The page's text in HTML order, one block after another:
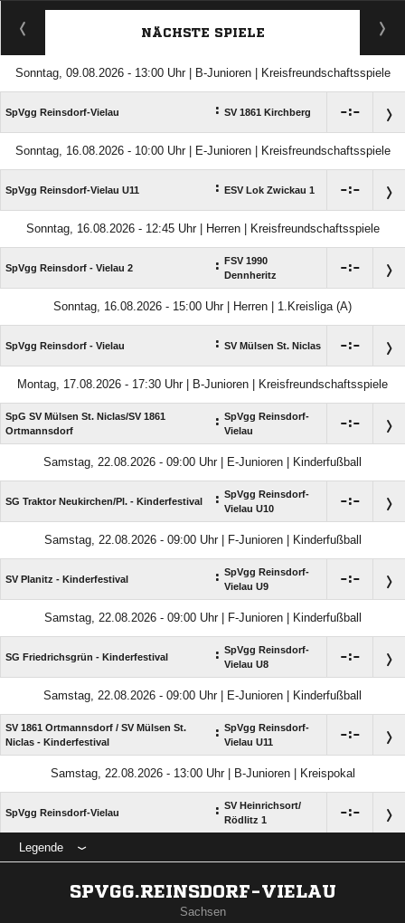
ANZEIGE
NÄCHSTE SPIELE
Sonntag, 09.08.2026 - 13:00 Uhr | B-Junioren | Kreisfreundschaftsspiele
SpVgg Reinsdorf-Vielau : SV 1861 Kirchberg :
Sonntag, 16.08.2026 - 10:00 Uhr | E-Junioren | Kreisfreundschaftsspiele
SpVgg Reinsdorf-Vielau U11 : ESV Lok Zwickau 1 :
Sonntag, 16.08.2026 - 12:45 Uhr | Herren | Kreisfreundschaftsspiele
SpVgg Reinsdorf - Vielau 2 : FSV 1990
Dennheritz
:
Sonntag, 16.08.2026 - 15:00 Uhr | Herren | 1.Kreisliga (A)
SpVgg Reinsdorf - Vielau : SV Mülsen St. Niclas :
Montag, 17.08.2026 - 17:30 Uhr | B-Junioren | Kreisfreundschaftsspiele
SpG SV Mülsen St. Niclas/​SV 1861
Ortmannsdorf
: SpVgg Reinsdorf-
Vielau
:
Samstag, 22.08.2026 - 09:00 Uhr | E-Junioren | Kinderfußball
SG Traktor Neukirchen/​Pl. - Kinderfestival : SpVgg Reinsdorf-
Vielau U10
:
Samstag, 22.08.2026 - 09:00 Uhr | F-Junioren | Kinderfußball
SV Planitz - Kinderfestival : SpVgg Reinsdorf-
Vielau U9
:
Samstag, 22.08.2026 - 09:00 Uhr | F-Junioren | Kinderfußball
SG Friedrichsgrün - Kinderfestival : SpVgg Reinsdorf-
Vielau U8
:
Samstag, 22.08.2026 - 09:00 Uhr | E-Junioren | Kinderfußball
SV 1861 Ortmannsdorf /​ SV Mülsen St.
Niclas - Kinderfestival
: SpVgg Reinsdorf-
Vielau U11
:
Samstag, 22.08.2026 - 13:00 Uhr | B-Junioren | Kreispokal
SpVgg Reinsdorf-Vielau : SV Heinrichsort/​
Rödlitz 1
:
Legende
SPVGG.REINSDORF-VIELAU
Sachsen